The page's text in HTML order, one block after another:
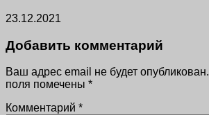
23.12.2021
Добавить комментарий
Ваш адрес email не будет опубликован.
поля помечены *
Комментарий *